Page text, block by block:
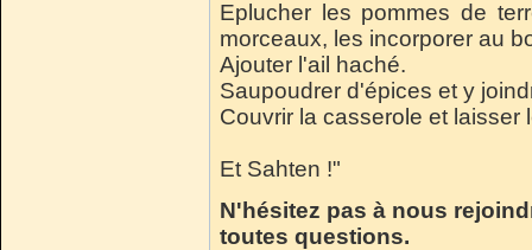
Eplucher les pommes de
morceaux, les incorporer au
Ajouter l'ail haché.
Saupoudrer d'épices et y
Couvrir la casserole et laisser
Et Sahten !"
N'hésitez pas à nous
toutes questions.